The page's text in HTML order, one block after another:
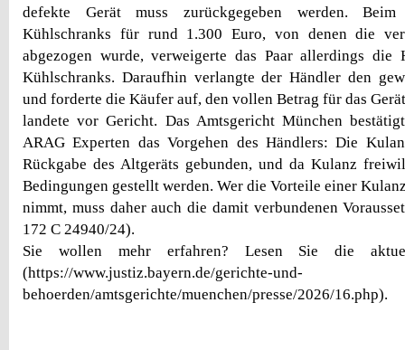
defekte Gerät muss zurückgegeben werden.
Kühlschranks für rund 1.300 Euro, von denen die
abgezogen wurde, verweigerte das Paar allerdings die
Kühlschranks. Daraufhin verlangte der Händler den
und forderte die Käufer auf, den vollen Betrag für das
landete vor Gericht. Das Amtsgericht München
ARAG Experten das Vorgehen des Händlers: Die
Rückgabe des Altgeräts gebunden, und da Kulanz
Bedingungen gestellt werden. Wer die Vorteile einer
nimmt, muss daher auch die damit verbundenen
172 C 24940/24).
Sie wollen mehr erfahren? Lesen Sie die
(https://www.justiz.bayern.de/gerichte-und-
behoerden/amtsgerichte/muenchen/presse/2026/16.php).